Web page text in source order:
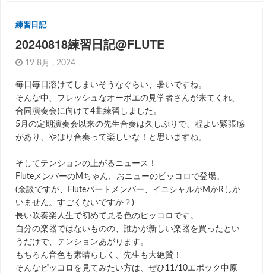
練習日記
20240818練習日記@FLUTE
19 8月 , 2024
毎日毎日溶けてしまいそうなぐらい、暑いですね。
そんな中、フレッシュなオーボエの見学者さんが来てくれ、
合同演奏会に向けて4曲練習しました。
5月の定期演奏会以来の先生合奏は久しぶりで、程よい緊張感
があり、やはり合奏って楽しいな！と思いますね。
そしてテンションの上がるニュース！
FluteメンバーのMちゃん、おニューのピッコロで登場。
(余談ですが、Fluteパートメンバー、イニシャルがMかRしか
いません。すごくないですか？)
長い吹奏楽人生で初めて見る色のピッコロです。
自分の楽器ではないものの、誰かが新しい楽器を買ったとい
うだけで、テンションあがります。
もちろん音色も素晴らしく、先生も大絶賛！
そんなピッコロを見てみたい方は、ぜひ11/10エポック中原